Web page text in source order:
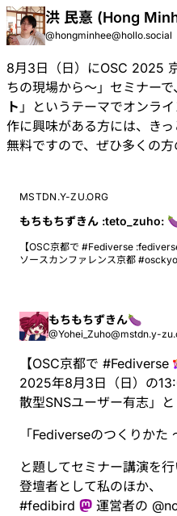
洪 民憙 (Hong
@hongminhee@hollo.social
8月3日（日）にOSC 2025
ちの現場から〜 」セミナー
ト 」というテーマでオンラ
作に興味がある方には、き
無料ですので、ぜひ多くの方
MSTDN.Y-ZU.ORG
もちもちずきん :teto_zuho:
【OSC京都で #Fediverse
ソースカンファレンス京都 #osckyoto で「分散型
ActivityPubを中心としたFediverseの今が知れ
日時：2025年8月3日（日）13:00
kyoto/session/2211664
もちもちずきん🍆
@Yohei_Zuho@mstdn.y-
【OSC京都で #Fediverse
2025年8月3日（日）の
散型SNSユーザー有志」と
「Fediverseのつくりかた
と題してセミナー講演を行
登壇者として私のほか、
#fedibird 運営者の @